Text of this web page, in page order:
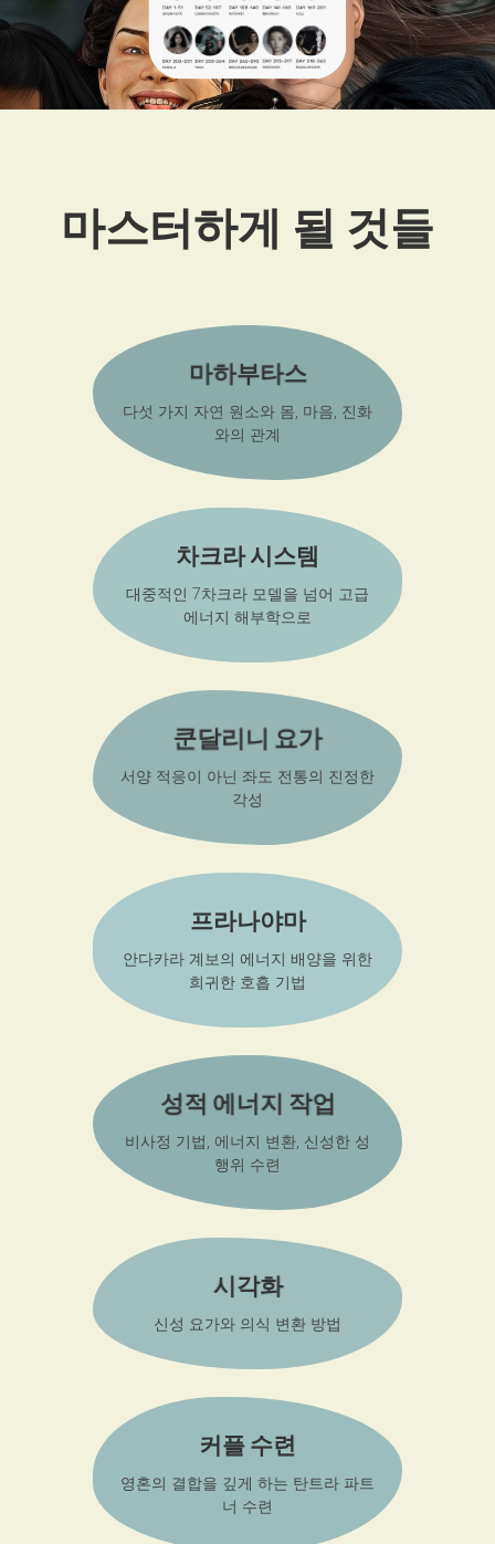
마스터하게 될 것들
마하부타스
다섯 가지 자연 원소와 몸, 마음, 진화
와의 관계
차크라 시스템
대중적인 7차크라 모델을 넘어 고급
에너지 해부학으로
쿤달리니 요가
서양 적응이 아닌 좌도 전통의 진정한
각성
프라나야마
안다카라 계보의 에너지 배양을 위한
희귀한 호흡 기법
성적 에너지 작업
비사정 기법, 에너지 변환, 신성한 성
행위 수련
시각화
신성 요가와 의식 변환 방법
커플 수련
영혼의 결합을 깊게 하는 탄트라 파트
너 수련